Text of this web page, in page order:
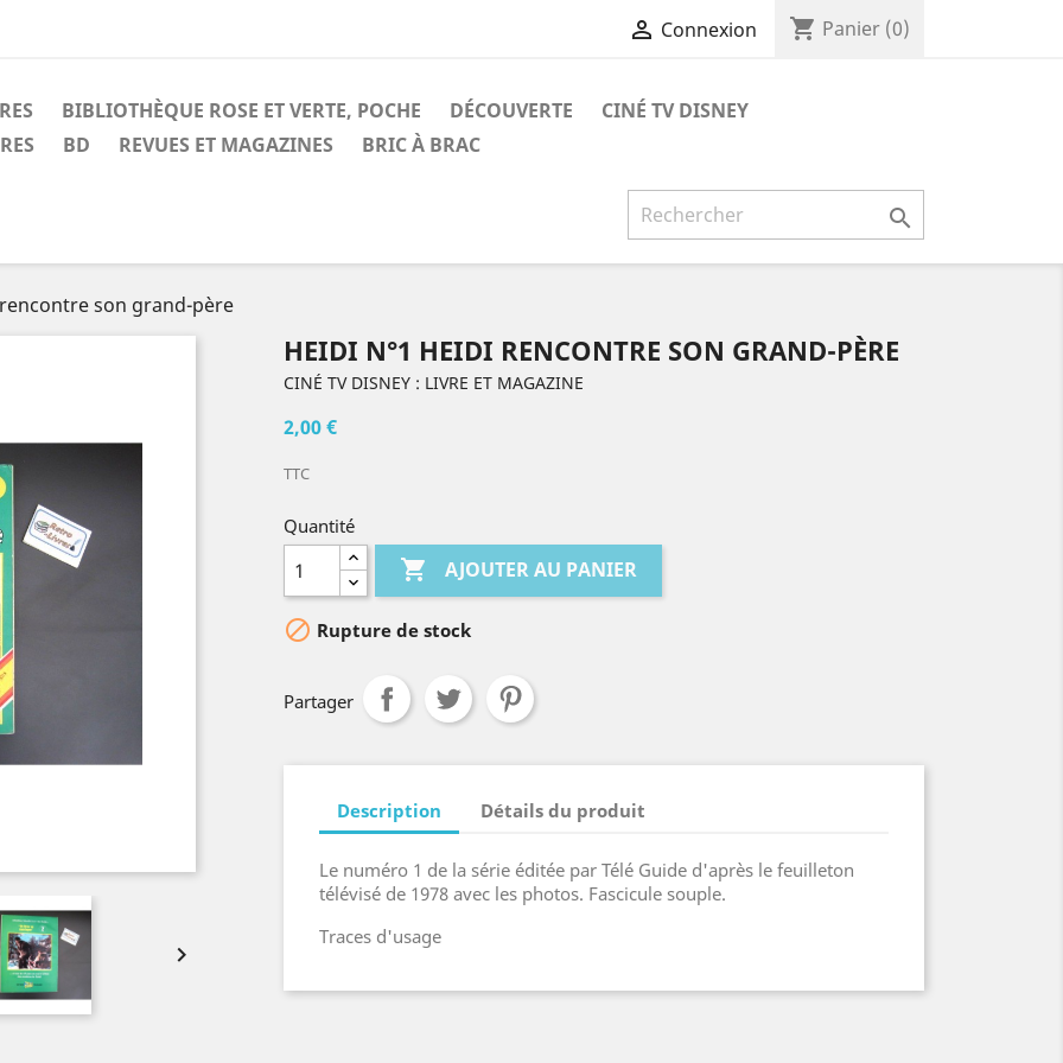
 Connexion shopping_cart Panier (0)
BIBLIOTHÈQUE ROSE ET VERTE, POCHE DÉCOUVERTE
CINÉ TV DISNEY
BD REVUES ET MAGAZINES BRIC À BRAC

son grand-père

HEIDI N°1 HEIDI RENCONTRE SON GRAND-PÈRE
CINÉ TV DISNEY : LIVRE ET MAGAZINE
2,00 €
TTC
Quantité
 AJOUTER AU PANIER
 Rupture de stock
Partager
Description Détails du produit
Le numéro 1 de la série éditée par Télé Guide d'après le feuilleton
télévisé de 1978 avec les photos. Fascicule souple.
Traces d'usage